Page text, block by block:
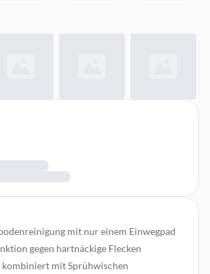
mit nur einem Einwegpad
gegen hartnäckige Flecken
kombiniert mit Sprühwischen